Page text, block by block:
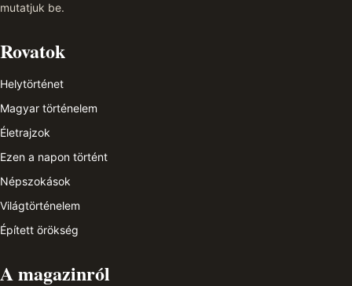
mutatjuk be.
Rovatok
Helytörténet
Magyar történelem
Életrajzok
Ezen a napon történt
Népszokások
Világtörténelem
Épített örökség
A magazinról